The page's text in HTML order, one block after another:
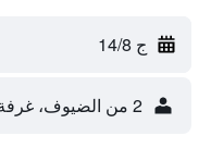
ج 14/8
2 من الضيوف، غرفة واحدة